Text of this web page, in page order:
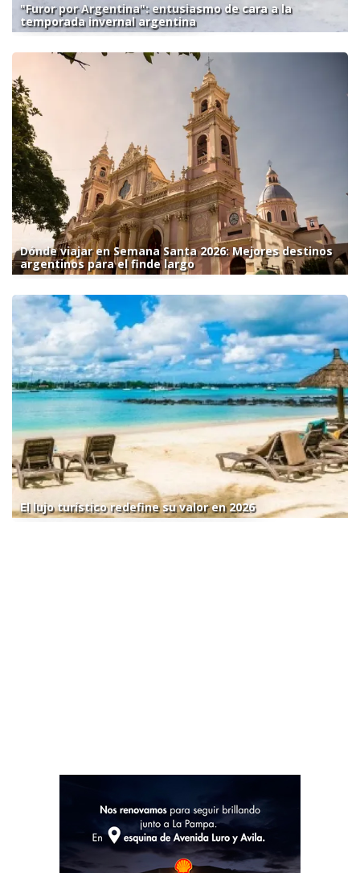
"Furor por Argentina": entusiasmo de cara a la
temporada invernal argentina
Dónde viajar en Semana Santa 2026: Mejores destinos
argentinos para el finde largo
El lujo turístico redefine su valor en 2026